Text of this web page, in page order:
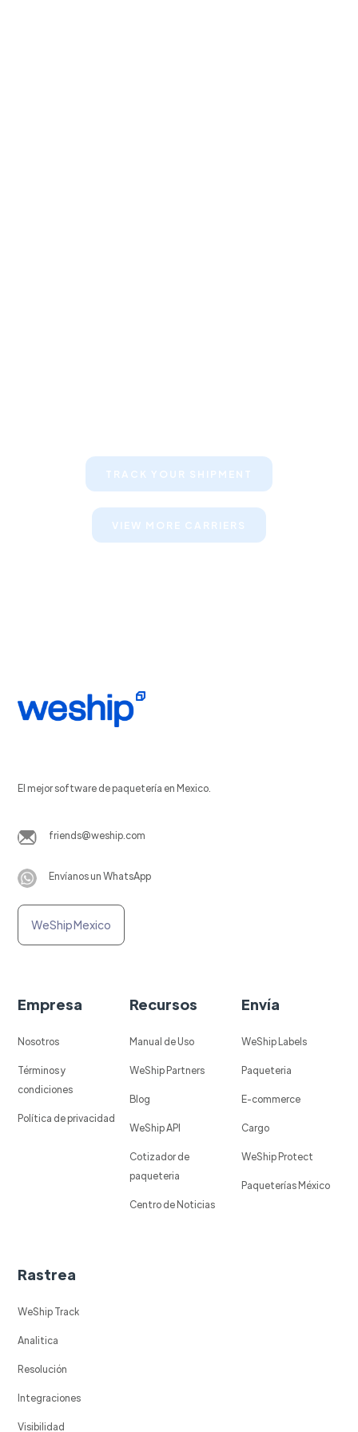
TRACK YOUR SHIPMENT
VIEW MORE CARRIERS
El mejor software de paquetería en Mexico.
friends@weship.com
Envíanos un WhatsApp
WeShip Mexico
Empresa
Nosotros
Términos y
condiciones
Política de privacidad
Recursos
Manual de Uso
WeShip Partners
Blog
WeShip API
Cotizador de
paqueteria
Centro de Noticias
Envía
WeShip Labels
Paqueteria
E-commerce
Cargo
WeShip Protect
Paqueterías México
Rastrea
WeShip Track
Analitica
Resolución
Integraciones
Visibilidad